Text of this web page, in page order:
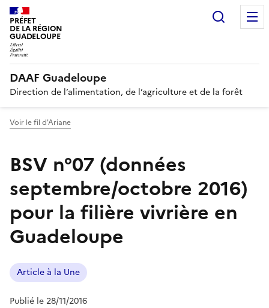
PRÉFET
DE LA RÉGION
GUADELOUPE
DAAF Guadeloupe
Direction de l’alimentation, de l’agriculture et de la forêt
Voir le fil d'Ariane
BSV n°07 (données
septembre/octobre 2016)
pour la filière vivrière en
Guadeloupe
Article à la Une
Publié le 28/11/2016